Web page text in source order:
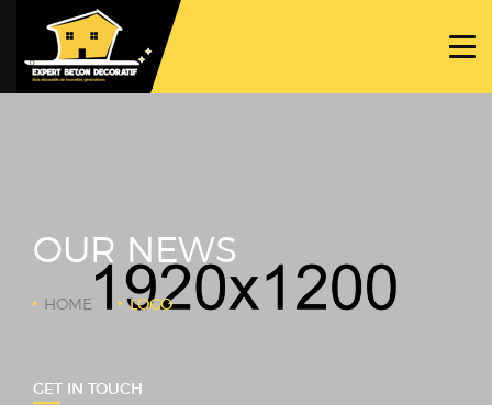
PROJETS
NOUS CONTACTER
OUR NEWS
HOME LOGO
GET IN TOUCH